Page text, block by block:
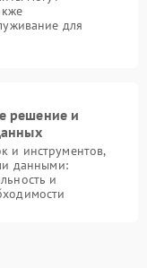
для
решение и
и инструментов,
данными:
и